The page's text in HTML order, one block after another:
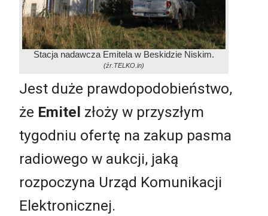
Stacja nadawcza Emitela w Beskidzie Niskim.
(źr.TELKO.in)
Jest duże prawdopodobieństwo,
że Emitel złoży w przyszłym
tygodniu ofertę na zakup pasma
radiowego w aukcji, jaką
rozpoczyna Urząd Komunikacji
Elektronicznej.